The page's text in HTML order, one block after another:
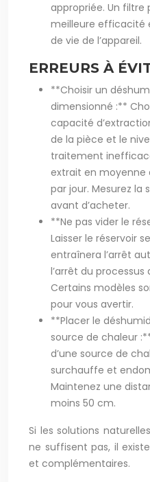
appropriée. Un
meilleure efficacité
de vie de l’appareil.
ERREURS À
**Choisir un
dimensionné :**
capacité
de la pièce et le
traitement
extrait en moyenne
par jour. Mesurez
avant d’acheter.
**Ne pas vider le
Laisser le réservoir
entraînera l’arrêt
l’arrêt du
Certains modèles
pour vous avertir.
**Placer le
source de chaleur
d’une source de
surchauffe et
Maintenez une
moins 50 cm.
Si les solutions
ne suffisent pas, il
et complémentaires.